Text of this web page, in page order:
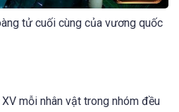
tử cuối cùng của vương quốc
mỗi nhân vật trong nhóm đều